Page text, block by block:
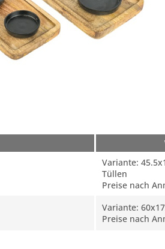
Variante:
Tüllen
Preise nach
Variante:
Preise nach